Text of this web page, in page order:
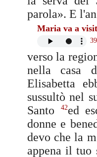
parola». E
Maria va a
39
verso la
nella casa
Elisabetta
sussultò nel
Santo
42ed
donne e
devo che la
appena il